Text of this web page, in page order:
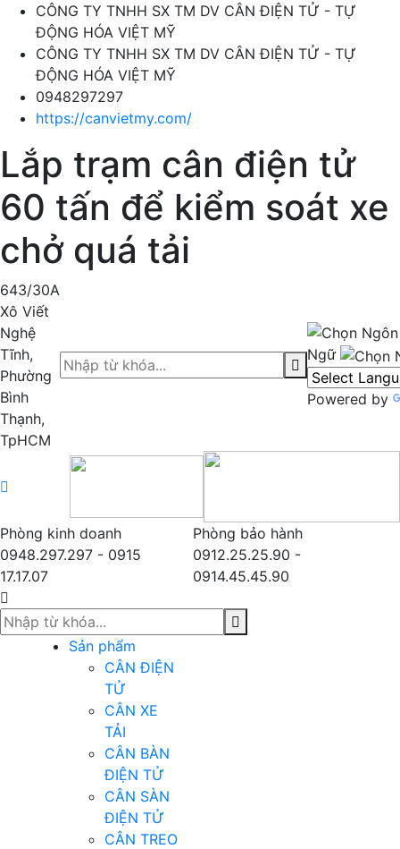
CÔNG TY TNHH SX TM DV CÂN ĐIỆN TỬ - TỰ
ĐỘNG HÓA VIỆT MỸ
CÔNG TY TNHH SX TM DV CÂN ĐIỆN TỬ - TỰ
ĐỘNG HÓA VIỆT MỸ
0948297297
https://canvietmy.com/
Lắp trạm cân điện tử
60 tấn để kiểm soát xe
chở quá tải
643/30A
Xô Viết
Nghệ
Tĩnh,
Phường
Bình
Thạnh,
TpHCM
Ngữ
Powered by
Phòng kinh doanh
0948.297.297 - 0915
17.17.07
Phòng bảo hành
0912.25.25.90 -
0914.45.45.90
Sản phẩm
CÂN ĐIỆN
TỬ
CÂN XE
TẢI
CÂN BÀN
ĐIỆN TỬ
CÂN SÀN
ĐIỆN TỬ
CÂN TREO